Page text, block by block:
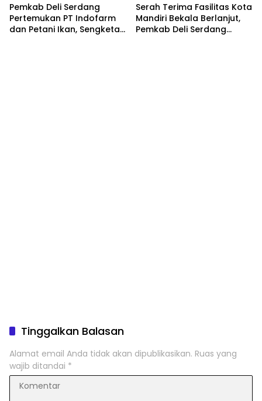
Pemkab Deli Serdang
Pertemukan PT Indofarm
dan Petani Ikan, Sengketa
Serah Terima Fasilitas Kota
Mandiri Bekala Berlanjut,
Pemkab Deli Serdang
Tinggalkan Balasan
Alamat email Anda tidak akan dipublikasikan. Ruas yang
wajib ditandai *